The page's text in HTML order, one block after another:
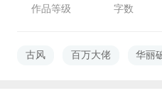
作品等级 字数
古风 百万大佬 华丽